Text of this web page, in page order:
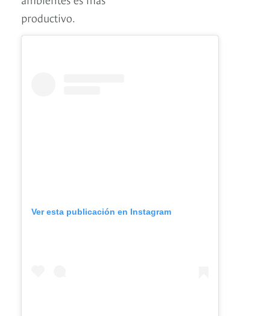
productivo.
Ver esta publicación en Instagram